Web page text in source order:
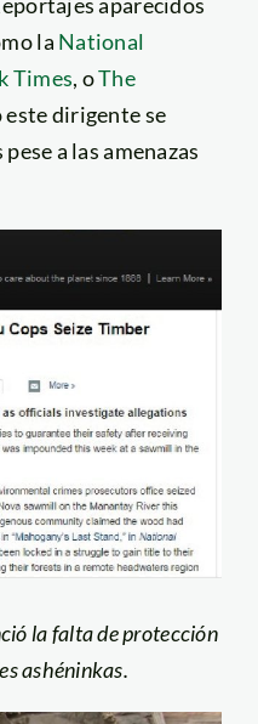
aparecidos
la National
Times, oThe
este dirigente se
a las amenazas
la falta de protección
ashéninkas.